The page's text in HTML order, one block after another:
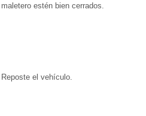
maletero estén bien cerrados.
Reposte el vehículo.